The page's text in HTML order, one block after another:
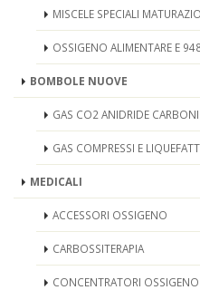
MISCELE SPECIALI
OSSIGENO ALIMENTARE E
BOMBOLE NUOVE
GAS CO2 ANIDRIDE
GAS COMPRESSI E
MEDICALI
ACCESSORI OSSIGENO
CARBOSSITERAPIA
CONCENTRATORI OSSIGENO